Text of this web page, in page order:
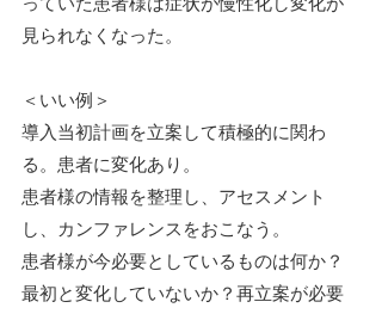
見られなくなった。
＜いい例＞
導入当初計画を立案して積極的に関わ
る。患者に変化あり。
患者様の情報を整理し、アセスメント
し、カンファレンスをおこなう。
患者様が今必要としているものは何か？
最初と変化していないか？再立案が必要